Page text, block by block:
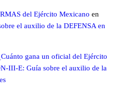
del Ejército Mexicano en
el auxilio de la DEFENSA en
gana un oficial del Ejército
III-E: Guía sobre el auxilio de la